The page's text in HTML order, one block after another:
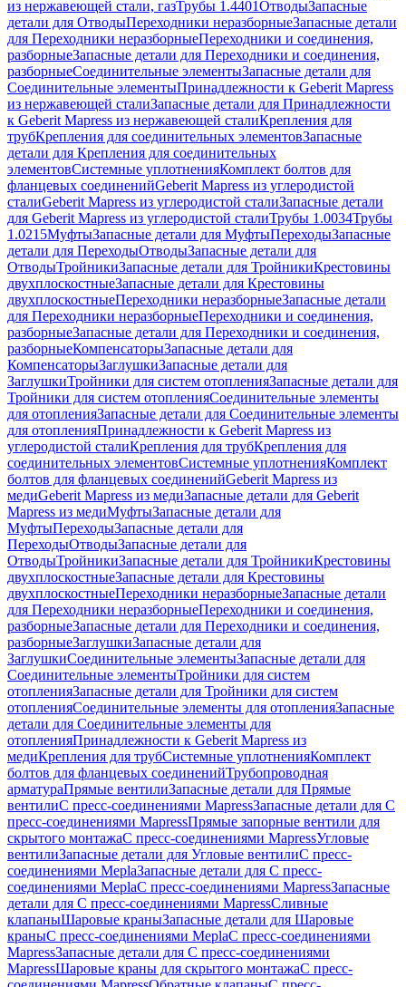
из нержавеющей стали, газТрубы 1.4401ОтводыЗапасные
детали для ОтводыПереходники неразборныеЗапасные детали
для Переходники неразборныеПереходники и соединения,
разборныеЗапасные детали для Переходники и соединения,
разборныеСоединительные элементыЗапасные детали для
Соединительные элементыПринадлежности к Geberit Mapress
из нержавеющей сталиЗапасные детали для Принадлежности
к Geberit Mapress из нержавеющей сталиКрепления для
трубКрепления для соединительных элементовЗапасные
детали для Крепления для соединительных
элементовСистемные уплотненияКомплект болтов для
фланцевых соединенийGeberit Mapress из углеродистой
сталиGeberit Mapress из углеродистой сталиЗапасные детали
для Geberit Mapress из углеродистой сталиТрубы 1.0034Трубы
1.0215МуфтыЗапасные детали для МуфтыПереходыЗапасные
детали для ПереходыОтводыЗапасные детали для
ОтводыТройникиЗапасные детали для ТройникиКрестовины
двухплоскостныеЗапасные детали для Крестовины
двухплоскостныеПереходники неразборныеЗапасные детали
для Переходники неразборныеПереходники и соединения,
разборныеЗапасные детали для Переходники и соединения,
разборныеКомпенсаторыЗапасные детали для
КомпенсаторыЗаглушкиЗапасные детали для
ЗаглушкиТройники для систем отопленияЗапасные детали для
Тройники для систем отопленияСоединительные элементы
для отопленияЗапасные детали для Соединительные элементы
для отопленияПринадлежности к Geberit Mapress из
углеродистой сталиКрепления для трубКрепления для
соединительных элементовСистемные уплотненияКомплект
болтов для фланцевых соединенийGeberit Mapress из
медиGeberit Mapress из медиЗапасные детали для Geberit
Mapress из медиМуфтыЗапасные детали для
МуфтыПереходыЗапасные детали для
ПереходыОтводыЗапасные детали для
ОтводыТройникиЗапасные детали для ТройникиКрестовины
двухплоскостныеЗапасные детали для Крестовины
двухплоскостныеПереходники неразборныеЗапасные детали
для Переходники неразборныеПереходники и соединения,
разборныеЗапасные детали для Переходники и соединения,
разборныеЗаглушкиЗапасные детали для
ЗаглушкиСоединительные элементыЗапасные детали для
Соединительные элементыТройники для систем
отопленияЗапасные детали для Тройники для систем
отопленияСоединительные элементы для отопленияЗапасные
детали для Соединительные элементы для
отопленияПринадлежности к Geberit Mapress из
медиКрепления для трубСистемные уплотненияКомплект
болтов для фланцевых соединенийТрубопроводная
арматураПрямые вентилиЗапасные детали для Прямые
вентилиС пресс-соединениями MapressЗапасные детали для С
пресс-соединениями MapressПрямые запорные вентили для
скрытого монтажаС пресс-соединениями MapressУгловые
вентилиЗапасные детали для Угловые вентилиС пресс-
соединениями MeplaЗапасные детали для С пресс-
соединениями MeplaС пресс-соединениями MapressЗапасные
детали для С пресс-соединениями MapressСливные
клапаныШаровые краныЗапасные детали для Шаровые
краныС пресс-соединениями MeplaС пресс-соединениями
MapressЗапасные детали для С пресс-соединениями
MapressШаровые краны для скрытого монтажаС пресс-